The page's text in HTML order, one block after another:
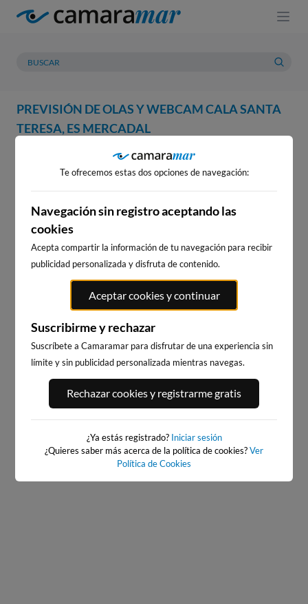
PREVISIÓN DE OLAS Y WEBCAM CALA SANTA
TERESA, ES MERCADAL
PREVISIÓN METEOROLOGÍA
WEBCAM CALA SANTA TERESA,
ES MERCADAL
WEBCAMS CERCANAS
PORT ANDRATX
156km · Andratx
PLAYA EL MASNOU
0.0 m CHOPI
Te ofrecemos estas dos opciones de navegación:
Navegación sin registro aceptando las
cookies
Acepta compartir la información de tu navegación para recibir
publicidad personalizada y disfruta de contenido.
Aceptar cookies y continuar
Suscribirme y rechazar
Suscríbete a Camaramar para disfrutar de una experiencia sin
límite y sin publicidad personalizada mientras navegas.
Rechazar cookies y registrarme gratis
¿Ya estás registrado? Iniciar sesión
¿Quieres saber más acerca de la política de cookies?Ver
Política de Cookies